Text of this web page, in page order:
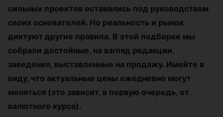
сильных проектов оставались под руководством
своих основателей. Но реальность и рынок
диктуют другие правила. В этой подборке мы
собрали достойные, на взгляд редакции,
заведения, выставленные на продажу. Имейте в
виду, что актуальные цены ежедневно могут
меняться (это зависит, в первую очередь, от
валютного курса).